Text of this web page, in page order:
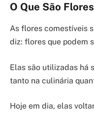
O Que São
As flores comestíveis
diz: flores que podem
Elas são utilizadas há
tanto na culinária
Hoje em dia, elas